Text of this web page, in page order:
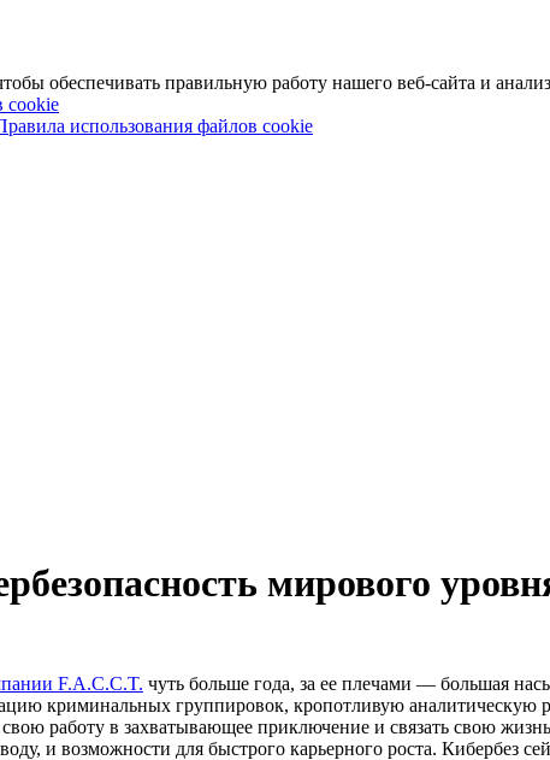
обеспечивать правильную работу нашего веб-сайта и
cookie
использования файлов cookie
мирового
F.A.C.C.T. чуть больше года, за ее плечами — большая
криминальных группировок, кропотливую аналитическую
свою работу в захватывающее приключение и связать свою
и возможности для быстрого карьерного роста. Кибербез